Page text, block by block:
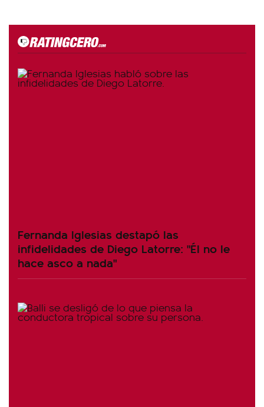
Fernanda Iglesias destapó las
infidelidades de Diego Latorre: "Él no le
hace asco a nada"